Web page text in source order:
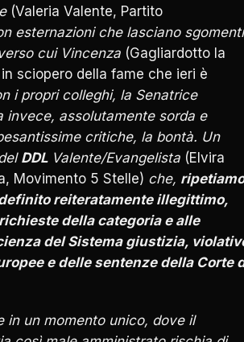
(Valeria Valente, Partito
esternazioni che lasciano
cui Vincenza (Gagliardotto la
sciopero della fame che ieri è
i propri colleghi, la Senatrice
invece, assolutamente sorda e
critiche, la bontà. Un
DDL Valente/Evangelista (Elvira
Movimento 5 Stelle) che,
reiteratamente illegittimo,
della categoria e alle
del Sistema giustizia,
e delle sentenze della Corte
in un momento unico, dove il